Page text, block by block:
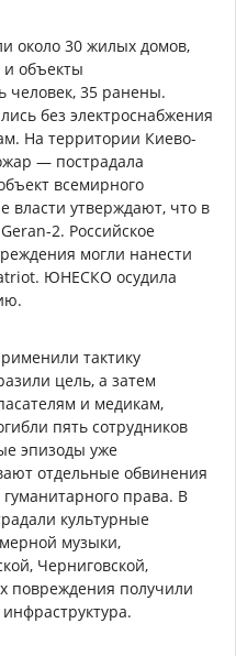
около 30 жилых домов,
объекты
человек, 35 ранены.
без электроснабжения
На территории Киево-
— пострадала
всемирного
утверждают, что в
2. Российское
могли нанести
ЮНЕСКО осудила
тактику
цель, а затем
и медикам,
пять сотрудников
эпизоды уже
отдельные обвинения
права. В
культурные
музыки,
Черниговской,
повреждения получили